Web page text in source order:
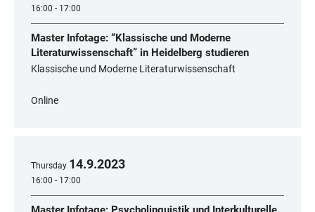
16:00 - 17:00
Master Infotage: “Klassische und Moderne
Literaturwissenschaft” in Heidelberg studieren
Klassische und Moderne Literaturwissenschaft
Online
Thursday 14.9.2023
16:00 - 17:00